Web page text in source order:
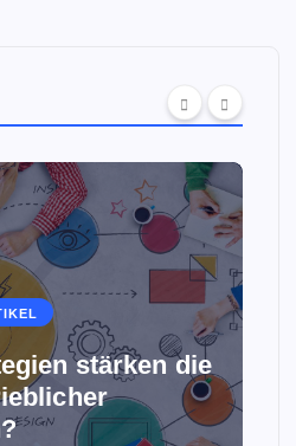
stärken die